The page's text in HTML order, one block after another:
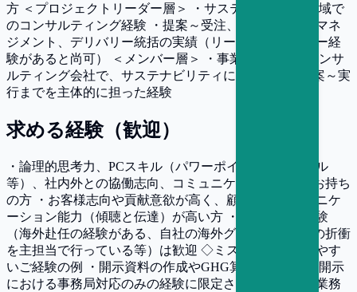
方 ＜プロジェクトリーダー層＞ ・サステナビリティ領域で
のコンサルティング経験 ・提案～受注、プロジェクトマネ
ジメント、デリバリー統括の実績（リーダー/マネジャー経
験があると尚可） ＜メンバー層＞ ・事業会社またはコンサ
ルティング会社で、サステナビリティに関する企画立案～実
行までを主体的に担った経験
求める経験（歓迎）
・論理的思考力、PCスキル（パワーポイント、エクセル
等）、社内外との協働志向、コミュニケーション力をお持ち
の方 ・お客様志向や貢献意欲が高く、顧客とのコミュニケ
ーション能力（傾聴と伝達）が高い方 ・グローバル経験
（海外赴任の経験がある、自社の海外グループ会社との折衝
を主担当で行っている等）は歓迎 ◇ミスマッチになりやす
いご経験の例 ・開示資料の作成やGHG算定など、主に開示
における事務局対応のみの経験に限定される方 ・保証業務